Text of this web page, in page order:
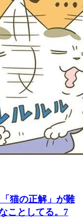
猫の正解」が難
ことしてる。7